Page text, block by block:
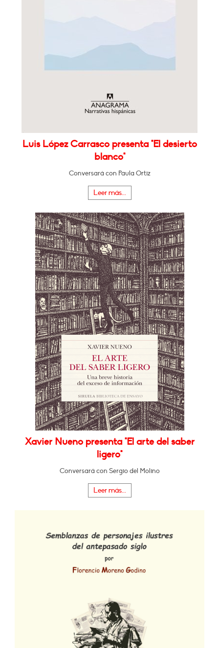
Luis López Carrasco presenta "El desierto
blanco"
Conversará con Paula Ortiz
Leer más...
Xavier Nueno presenta "El arte del saber
ligero"
Conversará con Sergio del Molino
Leer más...